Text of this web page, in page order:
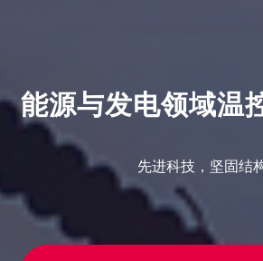
能源与发电领域温
先进科技，坚固结